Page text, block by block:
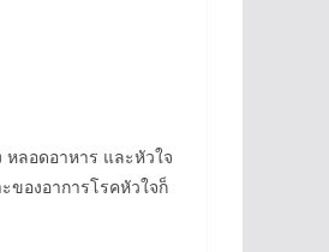
หลอดอาหาร และหัวใจ
ของอาการโรคหัวใจก็